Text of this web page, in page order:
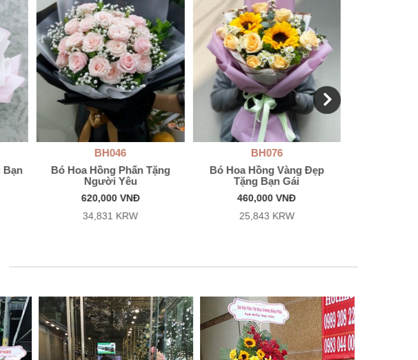
Bạn
BH046
Bó Hoa Hồng Phấn Tặng
Người Yêu
620,000 VNĐ
34,831 KRW
BH076
Bó Hoa Hồng Vàng Đẹp
Tặng Bạn Gái
460,000 VNĐ
25,843 KRW